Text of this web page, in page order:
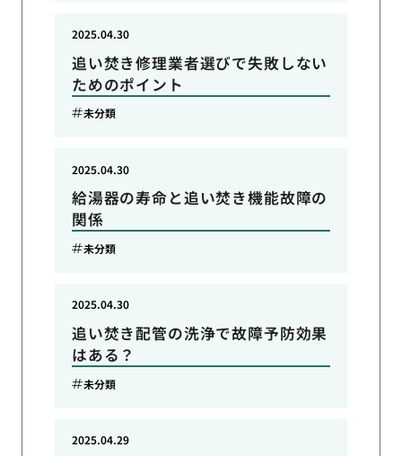
追い焚き修理業者選びで失敗しない
ためのポイント
2025.04.30
未分類
給湯器の寿命と追い焚き機能故障の
関係
2025.04.30
未分類
追い焚き配管の洗浄で故障予防効果
はある？
2025.04.30
未分類
2025.04.29